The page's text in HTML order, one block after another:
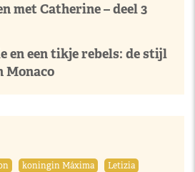
met Catherine – deel 3
en een tikje rebels: de stijl
Monaco
koningin Máxima
Letizia